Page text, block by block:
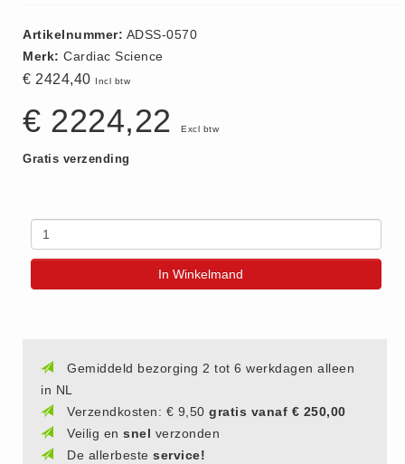
Privacy
Algemene Voorwaarden
(20)
AED apparaten (11)
ACTIE
AED apparaten (11)
AED batterijen (12)
AED binnen - buiten kasten (11)
AED elektroden (18)
Artikelnummer: ADSS-0570
Merk: Cardiac Science
€ 2424,40 Incl btw
€ 2224,22 Excl btw
Gratis verzending
In Winkelmand
Gemiddeld bezorging 2 tot 6 werkdagen alleen
in NL
Verzendkosten: € 9,50 gratis vanaf € 250,00
Veilig en snel verzonden
De allerbeste service!